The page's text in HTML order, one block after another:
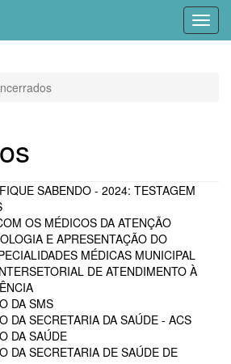
SABENDO - 2024: TESTAGEM
OS MÉDICOS DA ATENÇÃO
E APRESENTAÇÃO DO
MÉDICAS MUNICIPAL
DE ATENDIMENTO À
DA SMS
DA SECRETARIA DA SAÚDE - ACS
DA SAÚDE
DA SECRETARIA DE SAÚDE DE